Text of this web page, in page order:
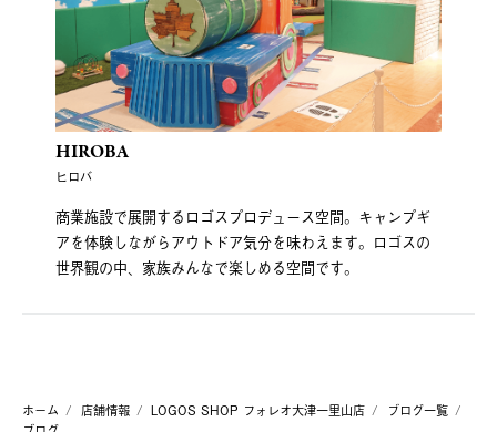
HIROBA
ヒロバ
商業施設で展開するロゴスプロデュース空間。キャンプギ
アを体験しながらアウトドア気分を味わえます。ロゴスの
世界観の中、家族みんなで楽しめる空間です。
ホーム 店舗情報 LOGOS SHOP フォレオ大津一里山店
ブログ一覧